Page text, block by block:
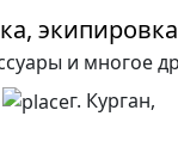
и многое
г. Курган,